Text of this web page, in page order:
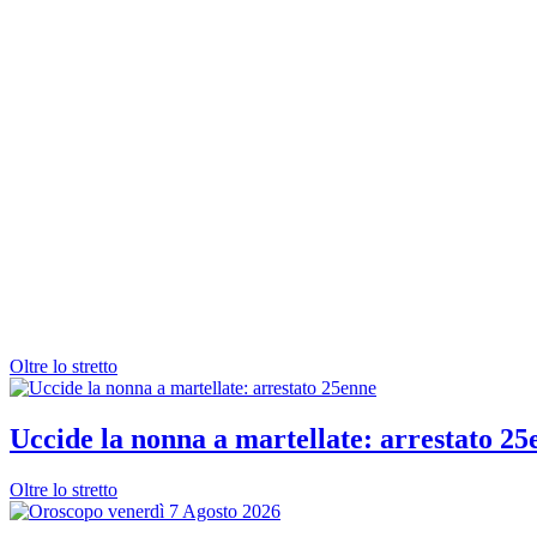
Oltre lo stretto
Uccide la nonna a martellate: arrestato
Oltre lo stretto